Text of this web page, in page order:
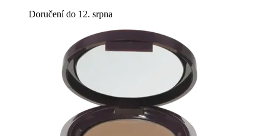
Doručení do 12. srpna